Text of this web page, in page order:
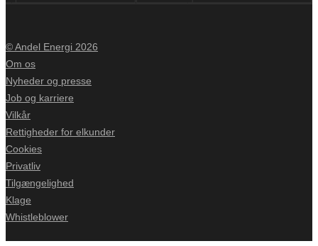
© Andel Energi 2026
Om os
Nyheder og presse
Job og karriere
Vilkår
Rettigheder for elkunder
Cookies
Privatliv
Tilgængelighed
Klage
Whistleblower